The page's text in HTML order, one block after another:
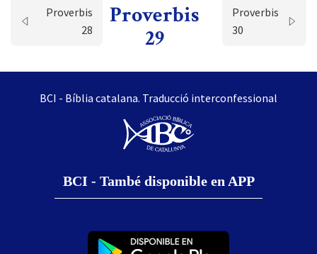
Proverbis
28
Proverbis
29
Proverbis
30
BCI - Bíblia catalana. Traducció interconfessional
BCI - També disponible en APP